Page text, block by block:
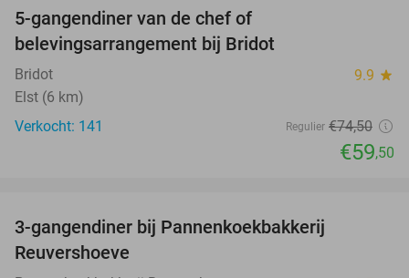
5-gangendiner van de chef of
belevingsarrangement bij Bridot
Bridot 9.9 star
Elst (6 km)
Verkocht: 141
Regulier €74,50
€59,50
3-gangendiner bij Pannenkoekbakkerij
Reuvershoeve